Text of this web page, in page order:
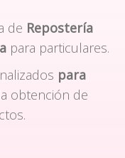
de Repostería
para particulares.
para
obtención de